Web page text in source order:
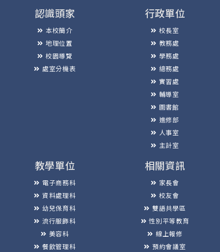
認識頭家
本校簡介
地理位置
校園導覽
處室分機表
行政單位
校長室
教務處
學務處
總務處
實習處
輔導室
圖書館
進修部
人事室
主計室
教學單位
電子商務科
資料處理科
幼兒保育科
流行服飾科
美容科
餐飲管理科
相關資訊
家長會
校友會
雙語共學區
性別平等教育
線上報修
預約會議室